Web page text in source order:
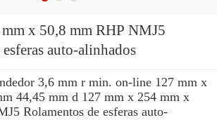
mm RHP NMJ5
auto-alinhados
3,6 mm r min. on-line 127 mm x
44,45 mm d 127 mm x 254 mm x
Rolamentos de esferas auto-